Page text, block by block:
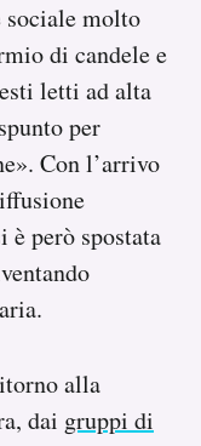
sociale molto
di candele e
letti ad alta
per
Con l’arrivo
però spostata
alla
dai gruppi di